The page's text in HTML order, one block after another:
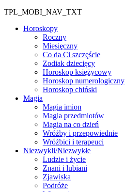
TPL_MOBI_NAV_TXT
Horoskopy
Roczny
Miesięczny
Co da Ci szczęście
Zodiak dziecięcy
Horoskop księżycowy
Horoskop numerologiczny
Horoskop chiński
Magia
Magia imion
Magia przedmiotów
Magia na co dzień
Wróżby i przepowiednie
Wróżbici i terapeuci
Niezwykli/Niezwykłe
Ludzie i życie
Znani i lubiani
Zjawiska
Podróże